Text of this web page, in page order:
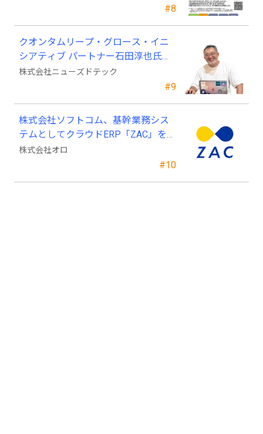
#8
#9
クオンタムリープ・グロース・イニ
シアティブ パートナー石田淳也氏が
ニューズドテックの戦略顧問に就任
株式会社ニューズドテック
#10
株式会社ソフトコム、基幹業務シス
テムとしてクラウドERP「ZAC」を採
用
株式会社オロ